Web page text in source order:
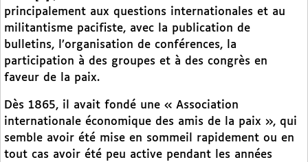
principalement aux questions internationales et au
militantisme pacifiste, avec la publication de
bulletins, l’organisation de conférences, la
participation à des groupes et à des congrès en
faveur de la paix.
Dès 1865, il avait fondé une « Association
internationale économique des amis de la paix », qui
semble avoir été mise en sommeil rapidement ou en
tout cas avoir été peu active pendant les années